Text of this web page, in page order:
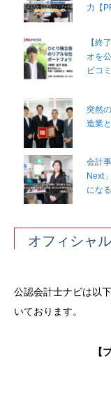
力【
【終
オを
ビコミ
突然
造業
会計
Next
にな
オフィシャ
公認会計士ナビは以
いております。
【